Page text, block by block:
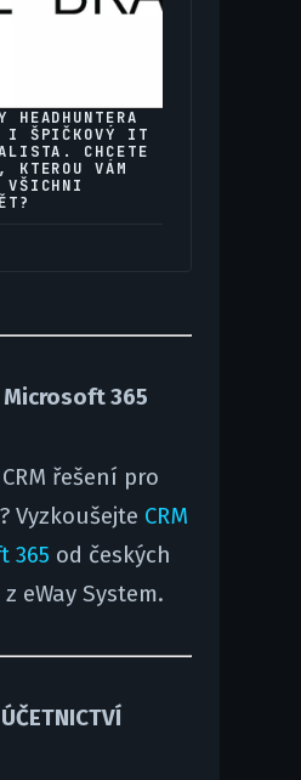
HEADHUNTERA
I ŠPIČKOVÝ IT
CHCETE
KTEROU VÁM
VŠICHNI
Microsoft 365
řešení pro
Vyzkoušejte CRM
365 od českých
eWay System.